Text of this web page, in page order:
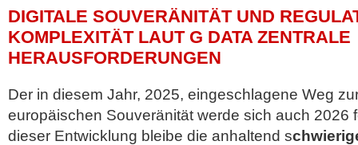
DIGITALE SOUVERÄNITÄT UND
KOMPLEXITÄT LAUT G DATA ZENTRALE
HERAUSFORDERUNGEN
Der in diesem Jahr, 2025, eingeschlagene Weg
europäischen Souveränität werde sich auch 2026
dieser Entwicklung bleibe die anhaltend s